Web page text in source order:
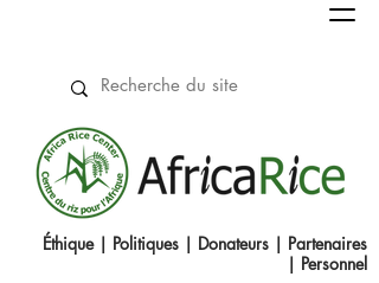
Éthique| Politiques | Donateurs | Partenaires
| Personnel